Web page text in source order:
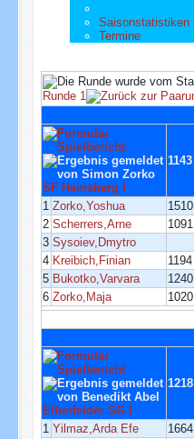
Saisonstatistiken
Termine
Runde 1
SF Heinsberg I
1143
1 Zorko,Yoshua 1510
2 Scherrers,Arne 1091
3 Sysoiev,Dmytro
4 Kreibich,Finian 1194
5 Bukotko,Varvara 1240
6 Zorko,Maja 1020
Elberfelder SG I
1218
1 Yilmaz,Arda Efe 1664